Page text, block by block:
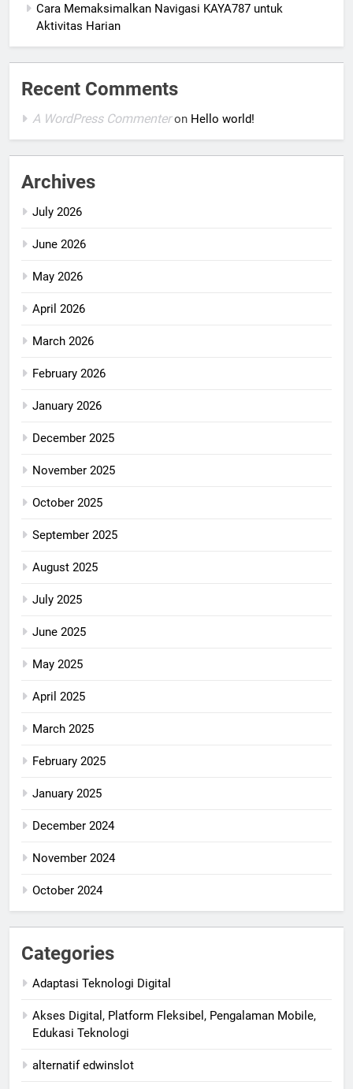
Cara Memaksimalkan Navigasi KAYA787 untuk
Aktivitas Harian
Recent Comments
A WordPress Commenteron Hello world!
Archives
July 2026
June 2026
May 2026
April 2026
March 2026
February 2026
January 2026
December 2025
November 2025
October 2025
September 2025
August 2025
July 2025
June 2025
May 2025
April 2025
March 2025
February 2025
January 2025
December 2024
November 2024
October 2024
Categories
Adaptasi Teknologi Digital
Akses Digital, Platform Fleksibel, Pengalaman Mobile,
Edukasi Teknologi
alternatif edwinslot